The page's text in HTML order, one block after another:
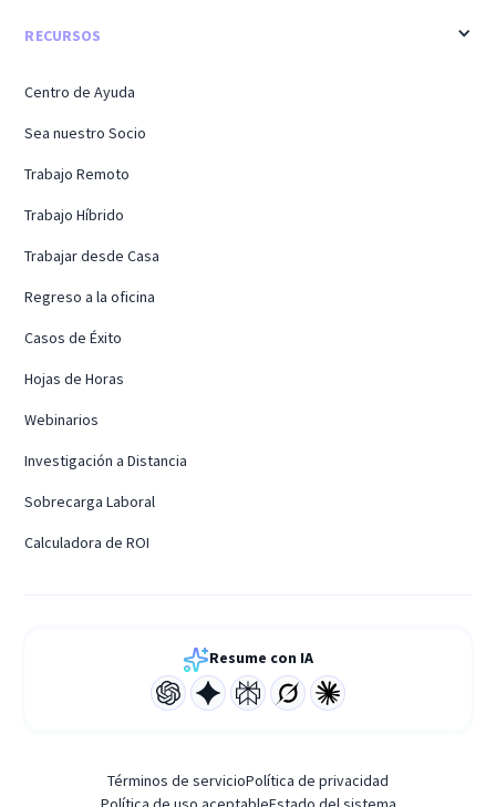
RECURSOS
Centro de Ayuda
Sea nuestro Socio
Trabajo Remoto
Trabajo Híbrido
Trabajar desde Casa
Regreso a la oficina
Casos de Éxito
Hojas de Horas
Webinarios
Investigación a Distancia
Sobrecarga Laboral
Calculadora de ROI
Resume con IA
Términos de servicioPolítica de privacidad